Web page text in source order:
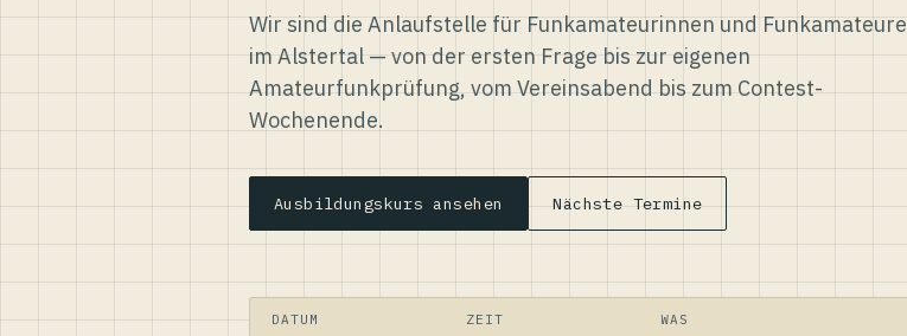
Wir sind die Anlaufstelle für Funkamateurinnen und Funkamateure
im Alstertal — von der ersten Frage bis zur eigenen
Amateurfunkprüfung, vom Vereinsabend bis zum Contest-
Wochenende.
Ausbildungskurs ansehen Nächste Termine
DATUM ZEIT WAS